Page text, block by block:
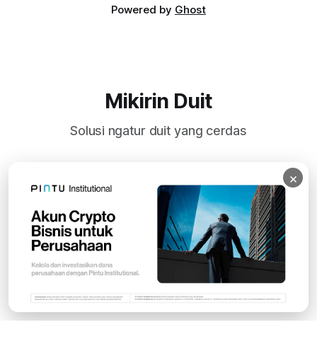
Powered by Ghost
Mikirin Duit
Solusi ngatur duit yang cerdas
Subscribe
×